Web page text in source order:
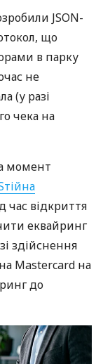
JSON-
що
в парку
не
(у разі
чека на
момент
час відкриття
еквайринг
здійснення
Mastercard на
до